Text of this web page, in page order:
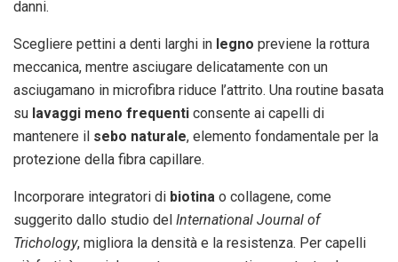
danni.
Scegliere pettini a denti larghi in legno previene la rottura
meccanica, mentre asciugare delicatamente con un
asciugamano in microfibra riduce l’attrito. Una routine basata
su lavaggi meno frequenti consente ai capelli di
mantenere il sebo naturale, elemento fondamentale per la
protezione della fibra capillare.
Incorporare integratori di biotina o collagene, come
suggerito dallo studio del International Journal of
Trichology, migliora la densità e la resistenza. Per capelli